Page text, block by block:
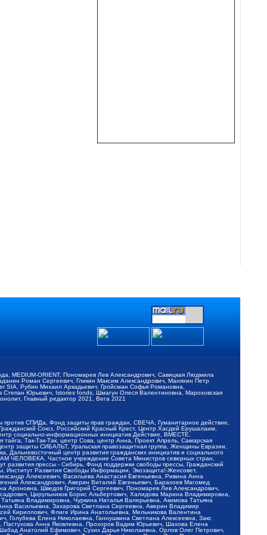
MEDIUM-ORIENT, Пономарев Лев Александрович, Савицкая Людмила
Роман Сергеевич, Гликин Максим Александрович, Маняхин Петр
Рубин Михаил Аркадьевич, Гройсман Софья Романовна,
Юрьевич, Istories fonds, Шмагун Олеся Валентиновна, Мароховская
Главный редактор 2021, Вега 2021
СПИДа, Фонд защиты прав граждан, СВЕЧА, Гуманитарное действие,
Союз, Российский Красный Крест, Центр Хасдей Ерушалаим,
социально-информационных инициатив Действие, ВМЕСТЕ,
Так-Так-Так, центр Сова, центр Анна, Проект Апрель, Самарская
защиты СИБАЛЬТ, Уральская правозащитная группа, Женщины Евразии,
Дальневосточный центр развития гражданских инициатив и социального
ЧЕЛОВЕКА, Частное учреждение Совета Министров северных стран,
прессы - Сибирь, Фонд поддержки свободы прессы, Гражданский
Институт Развития Свободы Информации, Экозащита!-Женсовет,
Алексеевич, Васильева Анастасия Евгеньевна, Ривина Анна
Александрович, Аверин Виталий Евгеньевич, Барахоев Магомед
Шведов Григорий Сергеевич, Пономарев Лев Александрович,
Цирульников Борис Альбертович, Халидова Марина Владимировна,
Владимировна, Чуркина Наталья Валерьевна, Акимова Татьяна
Васильевна, Захарова Светлана Сергеевна, Аверин Владимир
Кириллович, Флиге Ирина Анатольевна, Мельникова Валентина
Елена Николаевна, Ганнушкина Светлана Алексеевна, Закс
Анна Яковлевна, Прохоров Вадим Юрьевич, Шахова Елена
Анатолий Ефимович, Сухих Дарья Николаевна, Орлов Олег Петрович,